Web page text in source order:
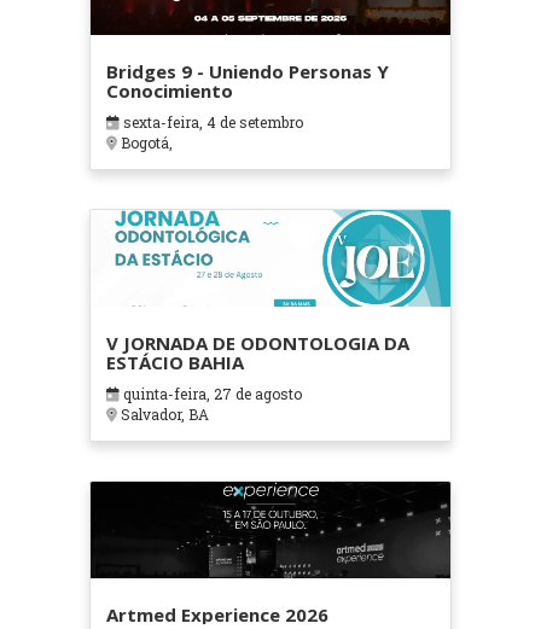
Bridges 9 - Uniendo Personas Y
Conocimiento
sexta-feira, 4 de setembro
Bogotá,
V JORNADA DE ODONTOLOGIA DA
ESTÁCIO BAHIA
quinta-feira, 27 de agosto
Salvador, BA
Artmed Experience 2026